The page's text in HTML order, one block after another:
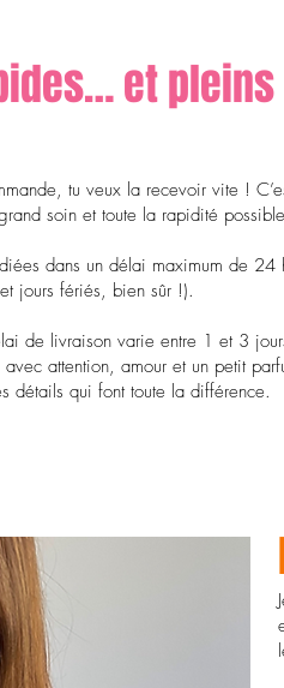
et pleins
tu veux la recevoir vite !
soin et toute la rapidité
dans un délai maximum de 24
jours fériés, bien sûr !).
de livraison varie entre 1 et 3
attention, amour et un petit
détails qui font toute la différence.